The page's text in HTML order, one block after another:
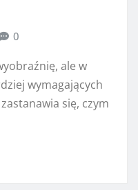
0
ale w
wymagających
się, czym